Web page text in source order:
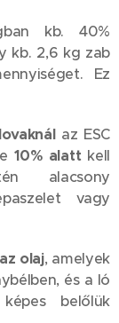
kb. 40%
kb. 2,6 kg zab
Ez
az ESC
10% alatt kell
alacsony
vagy
olaj, amelyek
és a ló
belőlük